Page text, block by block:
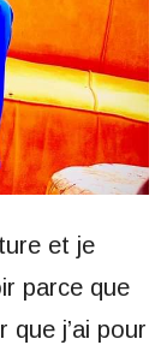
et je
parce que
que j’ai pour